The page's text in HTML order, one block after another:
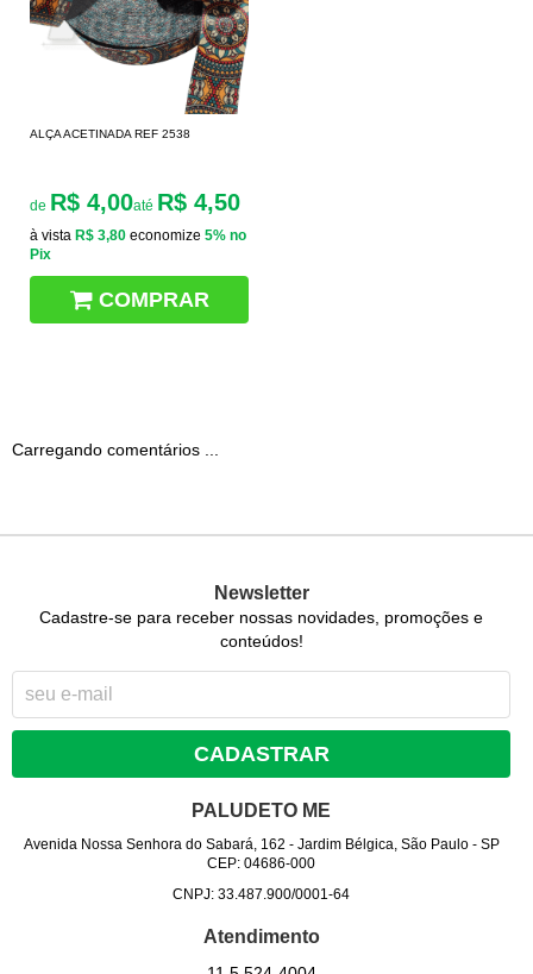
ALÇA ACETINADA REF 2538
de R$ 4,00até R$ 4,50
à vista R$ 3,80 economize 5% no
Pix
COMPRAR
Carregando comentários ...
Newsletter
Cadastre-se para receber nossas novidades, promoções e
conteúdos!
CADASTRAR
PALUDETO ME
Avenida Nossa Senhora do Sabará, 162 - Jardim Bélgica, São Paulo- SP
CEP: 04686-000
CNPJ: 33.487.900/0001-64
Atendimento